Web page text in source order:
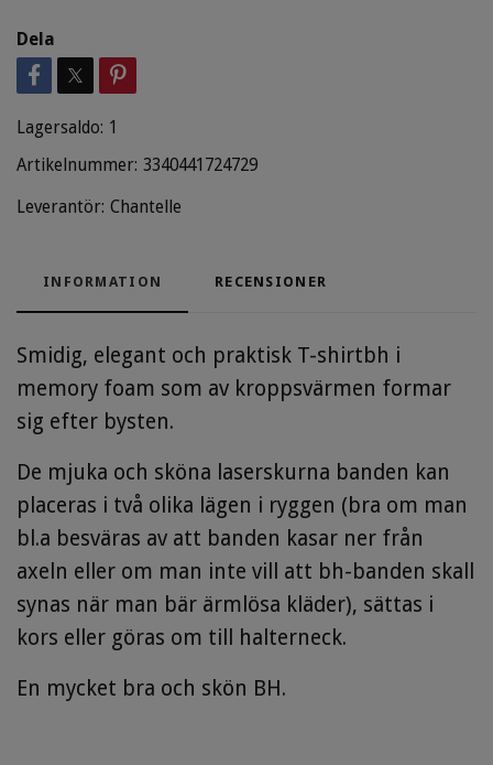
Dela
Lagersaldo: 1
Artikelnummer: 3340441724729
Leverantör: Chantelle
INFORMATION RECENSIONER
Smidig, elegant och praktisk T-shirtbh i
memory foam som av kroppsvärmen formar
sig efter bysten.
De mjuka och sköna laserskurna banden kan
placeras i två olika lägen i ryggen (bra om man
bl.a besväras av att banden kasar ner från
axeln eller om man inte vill att bh-banden skall
synas när man bär ärmlösa kläder), sättas i
kors eller göras om till halterneck.
En mycket bra och skön BH.